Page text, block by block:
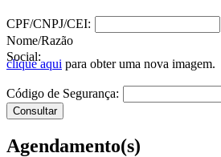
CPF/CNPJ/CEI:
Nome/Razão
Social:
clique aqui para obter uma nova imagem.
Código de Segurança:
Agendamento(s)